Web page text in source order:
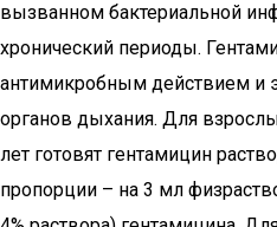
вызванном бактериальной
хронический периоды.
антимикробным действием и
органов дыхания. Для
лет готовят гентамицин
пропорции – на 3 мл